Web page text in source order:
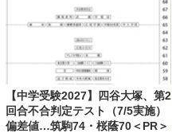
【中学受験2027】四谷大塚、第2
回合不合判定テスト（7/5実施）
偏差値…筑駒74・桜蔭70＜PR＞